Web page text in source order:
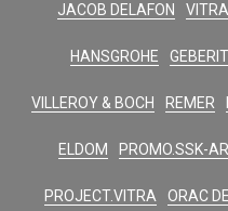
JACOB DELAFON VITRA
HANSGROHE GEBERIT
VILLEROY & BOCH REMER
ELDOM PROMO.SSK-
PROJECT.VITRA ORAC